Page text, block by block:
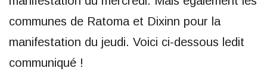
communes de Ratoma et Dixinn pour la
manifestation du jeudi. Voici ci-dessous ledit
communiqué !